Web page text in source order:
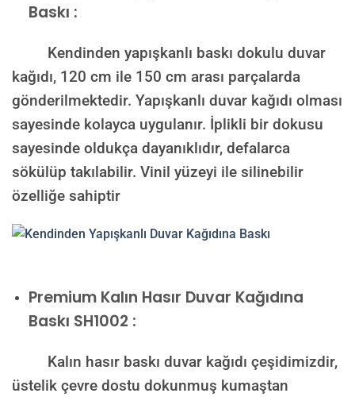
Baskı :
Kendinden yapışkanlı baskı dokulu duvar
kağıdı, 120 cm ile 150 cm arası parçalarda
gönderilmektedir. Yapışkanlı duvar kağıdı olması
sayesinde kolayca uygulanır. İplikli bir dokusu
sayesinde oldukça dayanıklıdır, defalarca
sökülüp takılabilir. Vinil yüzeyi ile silinebilir
özelliğe sahiptir
Premium Kalın Hasır Duvar Kağıdına
Baskı SH1002 :
Kalın hasır baskı duvar kağıdı çeşidimizdir,
üstelik çevre dostu dokunmuş kumaştan